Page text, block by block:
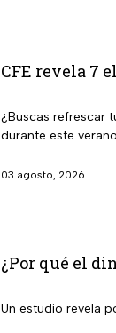
CFE revela 7
¿Buscas refrescar
durante este
03 agosto, 2026
¿Por qué el
Un estudio revela